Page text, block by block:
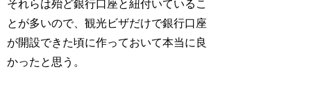
それらは殆ど銀行口座と紐付いているこ
とが多いので、観光ビザだけで銀行口座
が開設できた頃に作っておいて本当に良
かったと思う。